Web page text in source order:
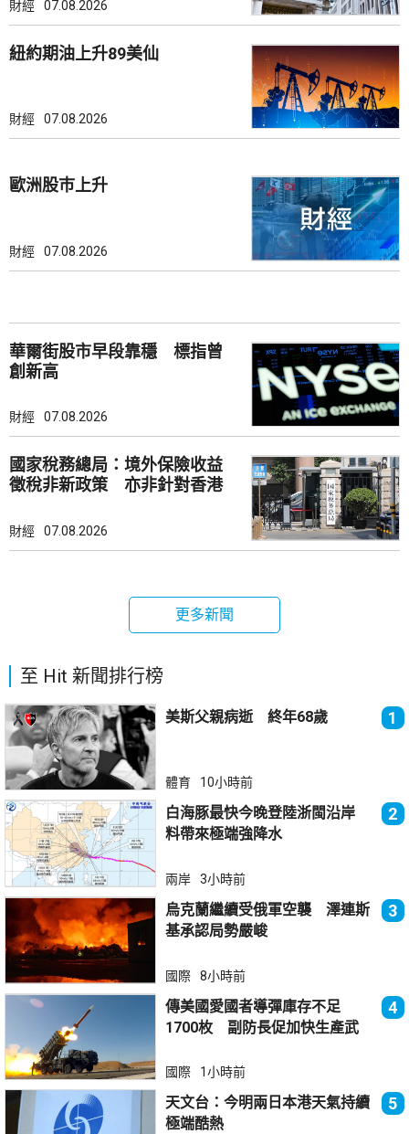
財經 07.08.2026
紐約期油上升89美仙
財經 07.08.2026
歐洲股巿上升
財經 07.08.2026
華爾街股市早段靠穩 標指曾
創新高
財經 07.08.2026
國家稅務總局：境外保險收益
徵稅非新政策 亦非針對香港
財經 07.08.2026
更多新聞
至 Hit 新聞排行榜
美斯父親病逝 終年68歲 1
體育 10小時前
白海豚最快今晚登陸浙閩沿岸
料帶來極端強降水
2
兩岸 3小時前
烏克蘭繼續受俄軍空襲 澤連斯
基承認局勢嚴峻
3
國際 8小時前
傳美國愛國者導彈庫存不足
1700枚 副防長促加快生產武
4
國際 1小時前
天文台：今明兩日本港天氣持續
極端酷熱
5